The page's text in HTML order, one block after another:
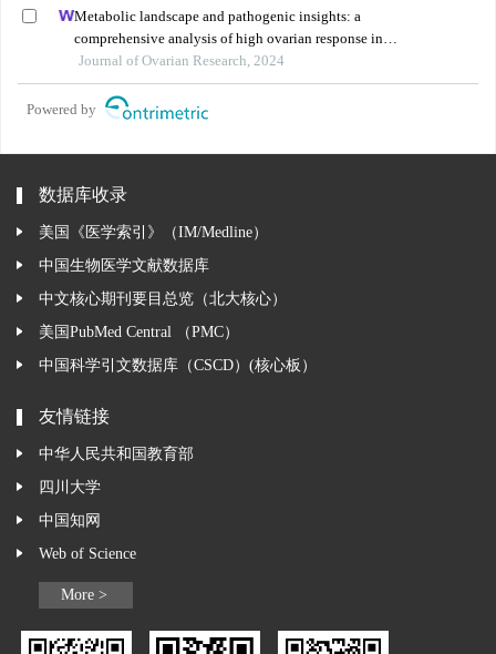
Metabolic landscape and pathogenic insights: a
comprehensive analysis of high ovarian response in
infertile women undergoing in vitro fertilization
Journal of Ovarian Research, 2024
Powered by
数据库收录
美国《医学索引》（IM/Medline）
中国生物医学文献数据库
中文核心期刊要目总览（北大核心）
美国PubMed Central （PMC）
中国科学引文数据库（CSCD）(核心板）
友情链接
中华人民共和国教育部
四川大学
中国知网
Web of Science
More >